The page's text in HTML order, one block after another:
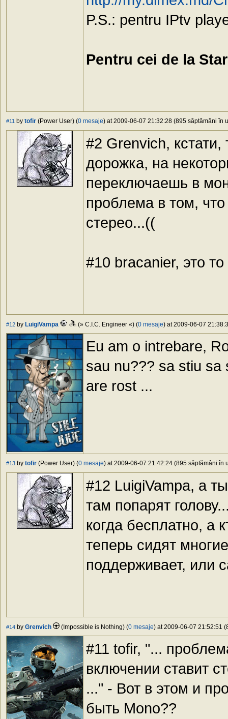
P.S.: pentru IPtv
Pentru cei de la
#11 by tofir (Power User) (0 mesaje) at 2009-06-07 21:32:28 (895 săptămâni în
#2 Grenvich, кстати,
дорожка, на
переключаешь в
проблема в том,
стерео...((
#10 bracanier, это
#12 by LuigiVampa (» C.I.C. Engineer «) (0 mesaje) at 2009-06-07
Eu am o intrebare,
sau nu??? sa stiu sa
are rost ...
#13 by tofir (Power User) (0 mesaje) at 2009-06-07 21:42:24 (895 săptămâni în
#12 LuigiVampa, а
там попарят
когда бесплатно, а
теперь сидят
поддерживает, или
#14 by Grenvich (Impossible is Nothing) (0 mesaje) at 2009-06-07 21:52:51
#11 tofir, "...
включении ставит
..." - Вот в этом и
быть Mono??